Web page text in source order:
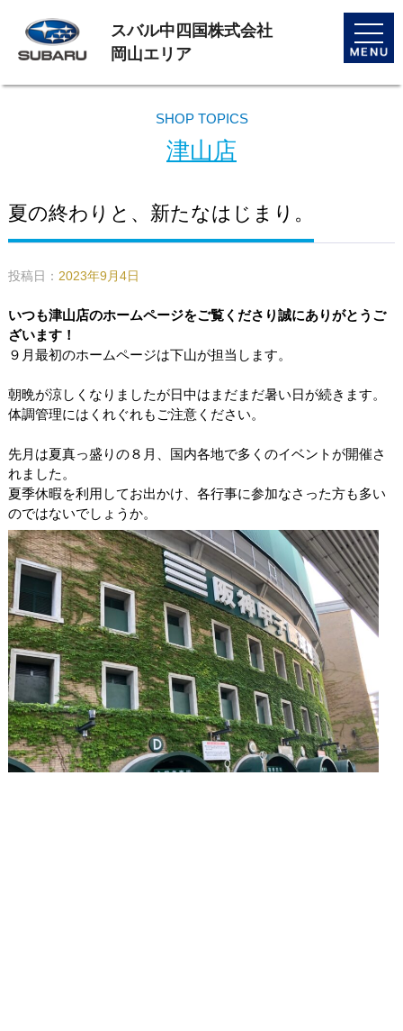
toggle
スバル中四国株式会社
岡山エリア
SHOP TOPICS
津山店
夏の終わりと、新たなはじまり。
投稿日： 2023年9月4日
いつも津山店のホームページをご覧くださり誠にありがとうご
ざいます！
９月最初のホームページは下山が担当します。
朝晩が涼しくなりましたが日中はまだまだ暑い日が続きます。
体調管理にはくれぐれもご注意ください。
先月は夏真っ盛りの８月、国内各地で多くのイベントが開催さ
れました。
夏季休暇を利用してお出かけ、各行事に参加なさった方も多い
のではないでしょうか。